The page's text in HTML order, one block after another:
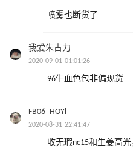
喷雾也断货了
我爱朱古力
2020-09-01 01:01:26
96牛血色包非偏现货
FB06_HOYl
2020-08-31 22:41:47
收无瑕nc15和生姜高